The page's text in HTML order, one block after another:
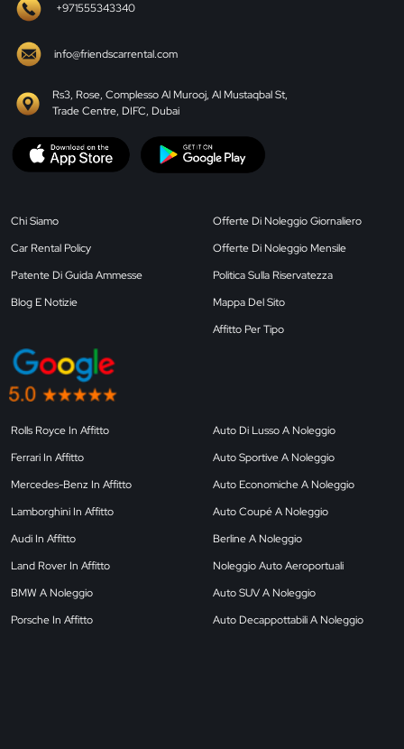
+971555343340
info@friendscarrental.com
Rs3, Rose, Complesso Al Murooj, Al Mustaqbal St,
Trade Centre, DIFC, Dubai
Chi Siamo
Car Rental Policy
Patente Di Guida Ammesse
Blog E Notizie
Offerte Di Noleggio Giornaliero
Offerte Di Noleggio Mensile
Politica Sulla Riservatezza
Mappa Del Sito
Affitto Per Tipo
Rolls Royce In Affitto
Ferrari In Affitto
Mercedes-Benz In Affitto
Lamborghini In Affitto
Audi In Affitto
Land Rover In Affitto
BMW A Noleggio
Porsche In Affitto
Auto Di Lusso A Noleggio
Auto Sportive A Noleggio
Auto Economiche A Noleggio
Auto Coupé A Noleggio
Berline A Noleggio
Noleggio Auto Aeroportuali
Auto SUV A Noleggio
Auto Decappottabili A Noleggio